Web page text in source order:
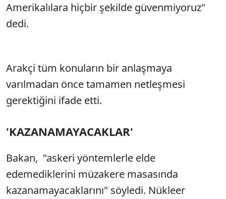
Amerikalılara hiçbir şekilde güvenmiyoruz"
dedi.
Arakçi tüm konuların bir anlaşmaya
varılmadan önce tamamen netleşmesi
gerektiğini ifade etti.
'KAZANAMAYACAKLAR'
Bakan, "askeri yöntemlerle elde
edemediklerini müzakere masasında
kazanamayacaklarını" söyledi. Nükleer